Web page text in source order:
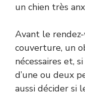
un chien très
Avant le
couverture, un
nécessaires et,
d’une ou deux
aussi décider si